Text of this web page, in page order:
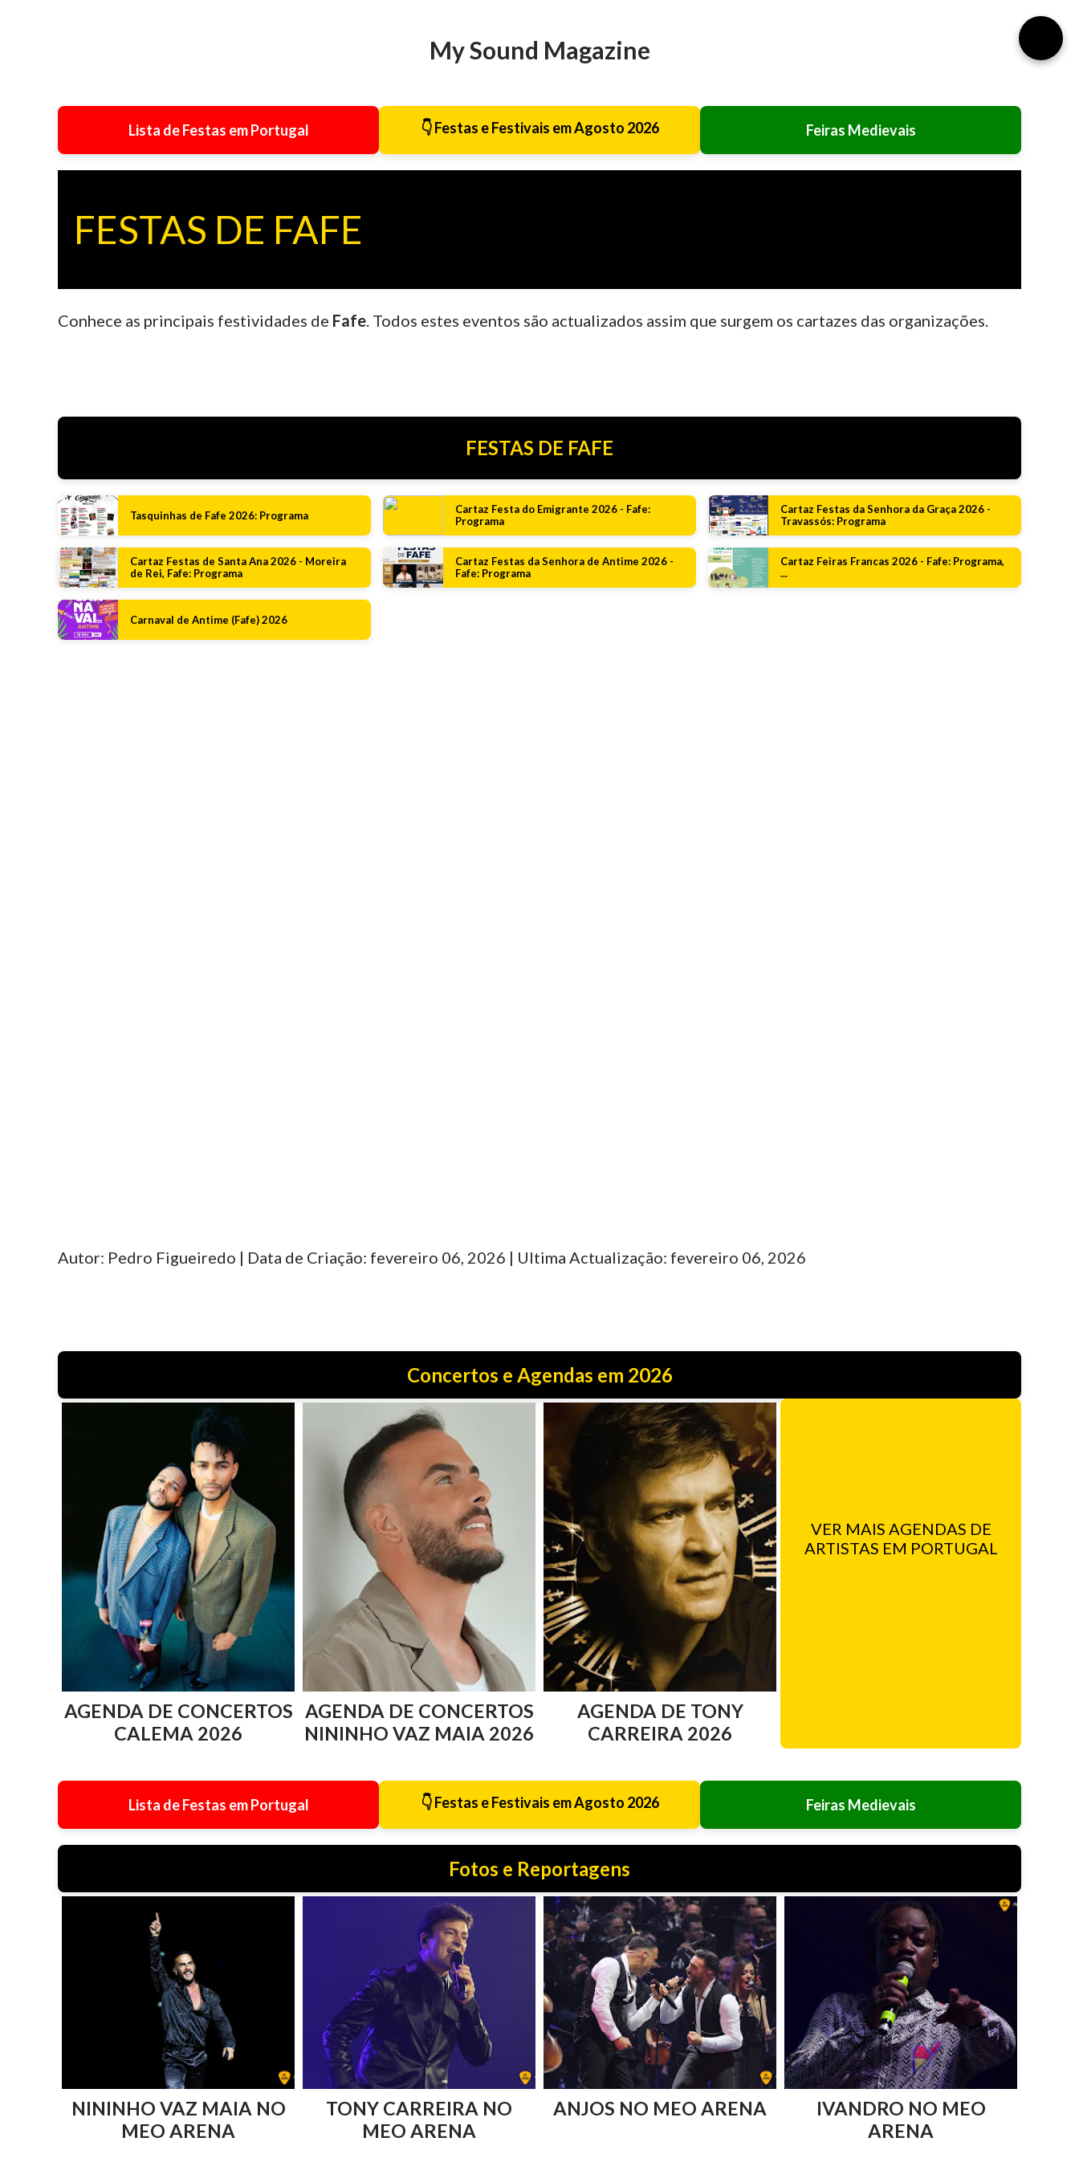
My Sound Magazine
Lista de Festas em Portugal 👇 Festas e Festivais em Agosto 2026 Feiras Medievais
FESTAS DE FAFE
Conhece as principais festividades de Fafe. Todos estes eventos são actualizados assim que surgem os cartazes das organizações.
FESTAS DE FAFE
Tasquinhas de Fafe 2026: Programa
Cartaz Festa do Emigrante 2026 - Fafe:
Programa
Cartaz Festas da Senhora da Graça 2026 -
Travassós: Programa
Cartaz Festas de Santa Ana 2026 - Moreira
de Rei, Fafe: Programa
Cartaz Festas da Senhora de Antime 2026 -
Fafe: Programa
Cartaz Feiras Francas 2026 - Fafe: Programa,
...
Carnaval de Antime (Fafe) 2026
Autor: Pedro Figueiredo | Data de Criação: fevereiro 06, 2026 | Ultima Actualização: fevereiro 06, 2026
Concertos e Agendas em 2026
AGENDA DE CONCERTOS
CALEMA 2026
AGENDA DE CONCERTOS
NININHO VAZ MAIA 2026
AGENDA DE TONY
CARREIRA 2026
VER MAIS AGENDAS DE
ARTISTAS EM PORTUGAL
Lista de Festas em Portugal 👇 Festas e Festivais em Agosto 2026 Feiras Medievais
Fotos e Reportagens
NININHO VAZ MAIA NO
MEO ARENA
TONY CARREIRA NO
MEO ARENA
ANJOS NO MEO ARENA
IVANDRO NO MEO
ARENA